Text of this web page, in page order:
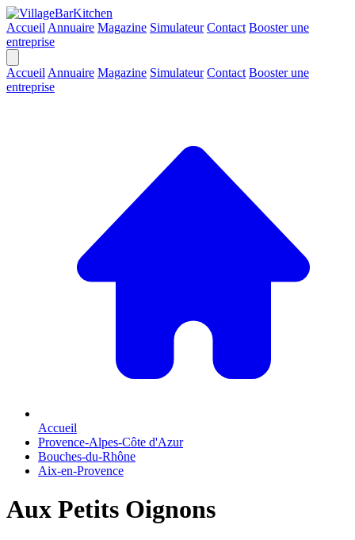
Accueil Annuaire Magazine Simulateur Contact Booster une
entreprise
Accueil Annuaire Magazine Simulateur Contact Booster une
entreprise
Accueil
Provence-Alpes-Côte d'Azur
Bouches-du-Rhône
Aix-en-Provence
Aux Petits Oignons